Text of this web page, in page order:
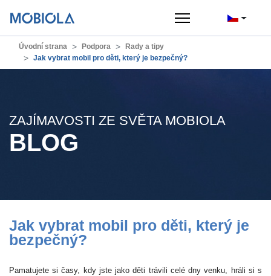
Úvodní strana Podpora
Rady a tipy
Jak vybrat mobil pro děti, který je bezpečný?
ZAJÍMAVOSTI ZE SVĚTA MOBIOLA
BLOG
Jak vybrat mobil pro děti, který je
bezpečný?
Pamatujete si časy, kdy jste jako děti trávili celé dny venku, hráli si s